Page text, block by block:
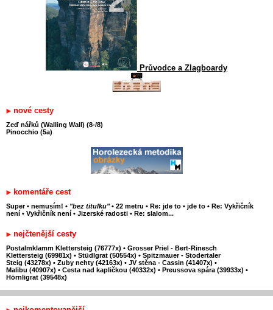
Průvodce a Zlagboardy
nové cesty
Zeď nářků (Walling Wall) (8-/8)
Pinocchio (5a)
komentáře cest
Super • nemusím! • "bez titulku" • 22 metru • Re: jde to • jde to • Re: Vykřičník
není • Vykřičník není • Jizerské radosti • Re: slalom...
nejčtenější cesty
Postalmklamm Klettersteig (76777x) • Grosser Priel - Bert-Rinesch
Klettersteig (69981x) • Stüdlgrat (50554x) • Spitzmauer - Stodertaler
Steig (43278x) • Zuby nehty (42163x) • JV stěna - Cassin (41407x) •
Malibu (40907x) • Cesta nad kapličkou (40332x) • Preussova spára (39933x) •
Hörnligrat (39548x)